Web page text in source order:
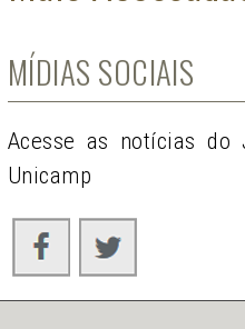
MÍDIAS SOCIAIS
Acesse as notícias do
Unicamp